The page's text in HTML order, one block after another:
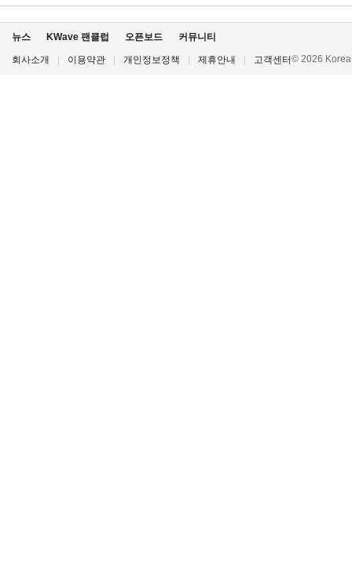
뉴스 KWave 팬클럽 오픈보드 커뮤니티
회사소개 이용약관 개인정보정책 제휴안내 고객센터© 2026